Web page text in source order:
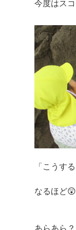
今度はス
「こうす
なるほど